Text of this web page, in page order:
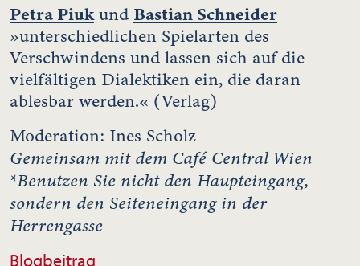
Petra Piukund Bastian Schneider
»unterschiedlichen Spielarten des
Verschwindens und lassen sich auf die
vielfältigen Dialektiken ein, die daran
ablesbar werden.« (Verlag)
Moderation: Ines Scholz
Gemeinsam mit dem Café Central Wien
*Benutzen Sie nicht den Haupteingang,
sondern den Seiteneingang in der
Herrengasse
Blogbeitrag